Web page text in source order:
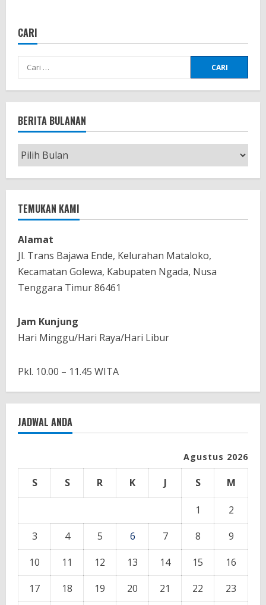
CARI
Cari
untuk:
BERITA BULANAN
Berita
Bulanan
TEMUKAN KAMI
Alamat
Jl. Trans Bajawa Ende, Kelurahan Mataloko,
Kecamatan Golewa, Kabupaten Ngada, Nusa
Tenggara Timur 86461
Jam Kunjung
Hari Minggu/Hari Raya/Hari Libur
Pkl. 10.00 – 11.45 WITA
JADWAL ANDA
Agustus 2026
S S R K J S M
1
2
3
4 5 6 7 8
9
10
11 12 13 14 15
16
17
18 19 20 21 22 23